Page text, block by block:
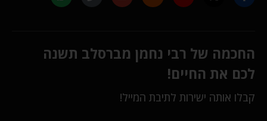
החכמה של רבי נחמן מברסלב תשנה
לכם את החיים!
קבלו אותה ישירות לתיבת המייל!